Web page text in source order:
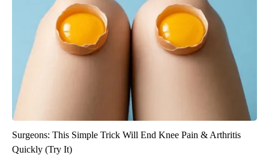
Surgeons: This Simple Trick Will End Knee Pain & Arthritis
Quickly (Try It)